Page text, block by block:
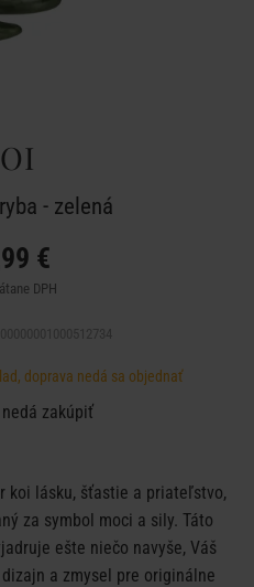
- zelená
€
DPH
doprava nedá sa objednať
zakúpiť
koi lásku, šťastie a priateľstvo,
za symbol moci a sily. Táto
ešte niečo navyše, Váš
a zmysel pre originálne